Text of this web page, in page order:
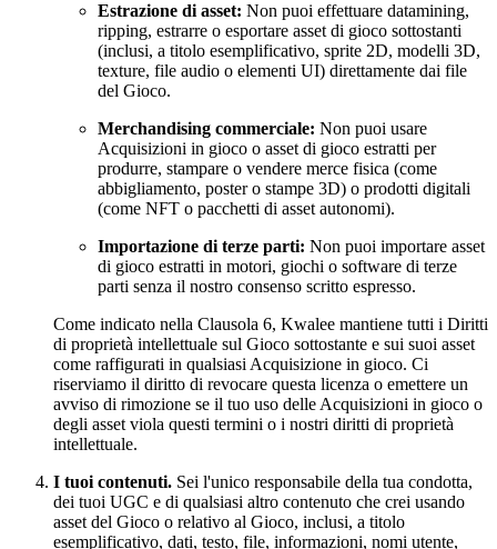
Estrazione di asset: Non puoi effettuare datamining,
ripping, estrarre o esportare asset di gioco sottostanti
(inclusi, a titolo esemplificativo, sprite 2D, modelli 3D,
texture, file audio o elementi UI) direttamente dai file
del Gioco.
Merchandising commerciale: Non puoi usare
Acquisizioni in gioco o asset di gioco estratti per
produrre, stampare o vendere merce fisica (come
abbigliamento, poster o stampe 3D) o prodotti digitali
(come NFT o pacchetti di asset autonomi).
Importazione di terze parti: Non puoi importare asset
di gioco estratti in motori, giochi o software di terze
parti senza il nostro consenso scritto espresso.
Come indicato nella Clausola 6, Kwalee mantiene tutti i Diritti
di proprietà intellettuale sul Gioco sottostante e sui suoi asset
come raffigurati in qualsiasi Acquisizione in gioco. Ci
riserviamo il diritto di revocare questa licenza o emettere un
avviso di rimozione se il tuo uso delle Acquisizioni in gioco o
degli asset viola questi termini o i nostri diritti di proprietà
intellettuale.
I tuoi contenuti. Sei l'unico responsabile della tua condotta,
dei tuoi UGC e di qualsiasi altro contenuto che crei usando
asset del Gioco o relativo al Gioco, inclusi, a titolo
esemplificativo, dati, testo, file, informazioni, nomi utente,